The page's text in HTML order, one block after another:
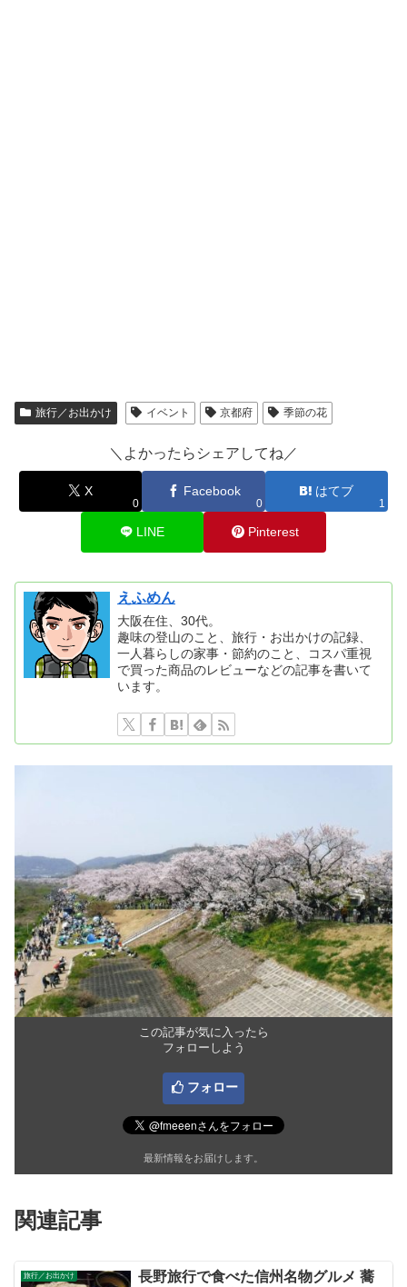
旅行／お出かけ イベント 京都府 季節の花
＼よかったらシェアしてね／
X
0
Facebook
0
はてブ
1
LINE Pinterest
えふめん
大阪在住、30代。
趣味の登山のこと、旅行・お出かけの記録、
一人暮らしの家事・節約のこと、コスパ重視
で買った商品のレビューなどの記事を書いて
います。
この記事が気に入ったら
フォローしよう
フォロー
最新情報をお届けします。
関連記事
旅行／お出かけ
長野旅行で食べた信州名物グルメ 蕎